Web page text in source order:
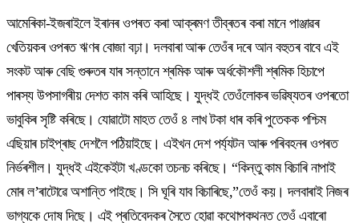
আমেৰিকা-ইজৰাইলে ইৰানৰ ওপৰত কৰা আক্ৰমণ তীব্ৰতৰ কৰা মানে পাঞ্জাৱৰ
খেতিয়কৰ ওপৰত ঋণৰ বোজা বঢ়া। দলবাৰা আৰু তেওঁৰ দৰে আন বহুতৰ বাবে এই
সংকট আৰু বেছি গুৰুতৰ যাৰ সন্তানে শ্ৰমিক আৰু অৰ্ধকৌশলী শ্ৰমিক হিচাপে
পাৰস্য উপসাগৰীয় দেশত কাম কৰি আহিছে। যুদ্ধই তেওঁলোকৰ ভৱিষ্যতৰ ওপৰতো
ভাবুকিৰ সৃষ্টি কৰিছে। যোৱাটো মাহত তেওঁ ৪ লাখ টকা ধাৰ কৰি পুতেকক পশ্চিম
এছিয়াৰ চাইপ্ৰাছ দেশলৈ পঠিয়াইছে। এইখন দেশ পৰ্য্যটন আৰু পৰিবহনৰ ওপৰত
নিৰ্ভৰশীল। যুদ্ধই এইকেইটা খণ্ডকো তচনচ কৰিছে। “কিন্তু কাম বিচাৰি নাপাই
মোৰ ল’ৰাটোৱে অশান্তি পাইছে। সি ঘূৰি যাব বিচাৰিছে,”তেওঁ কয়। দলবাৰাই নিজৰ
ভাগ্যকে দোষ দিছে। এই প্ৰতিবেদকৰ সৈতে হোৱা কথোপকথনত তেওঁ এবাৰো